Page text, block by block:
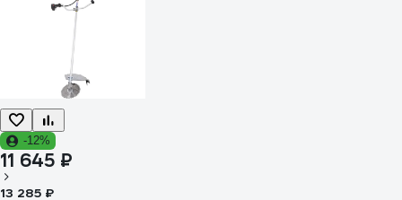
-12%
11 645 ₽
13 285 ₽